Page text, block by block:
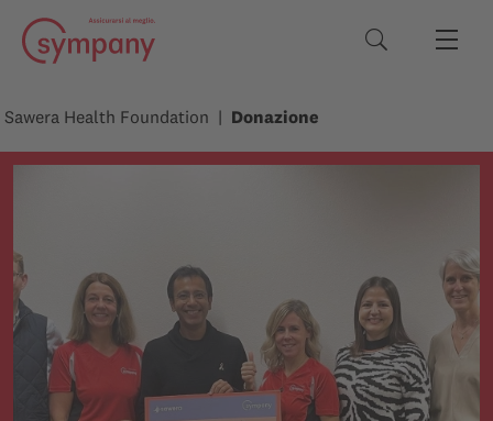
Termini di
Sawera Health Foundation Donazione